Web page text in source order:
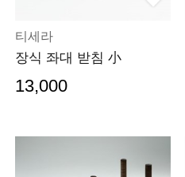
티세라
장식 좌대 받침 小
13,000